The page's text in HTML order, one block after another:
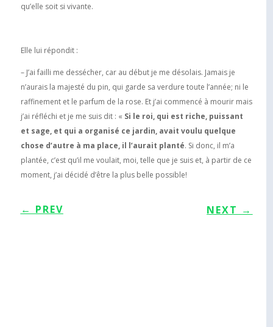
qu’elle soit si vivante.
Elle lui répondit :
– J’ai failli me dessécher, car au début je me désolais. Jamais je
n’aurais la majesté du pin, qui garde sa verdure toute l’année; ni le
raffinement et le parfum de la rose. Et j’ai commencé à mourir mais
j’ai réfléchi et je me suis dit : « Si le roi, qui est riche, puissant
et sage, et qui a organisé ce jardin, avait voulu quelque
chose d’autre à ma place, il l’aurait planté. Si donc, il m’a
plantée, c’est qu’il me voulait, moi, telle que je suis et, à partir de ce
moment, j’ai décidé d’être la plus belle possible!
← PREV NEXT →